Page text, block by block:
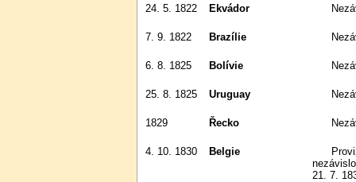
24. 5. 1822 Ekvádor
7. 9. 1822 Brazílie
6. 8. 1825 Bolívie
25. 8. 1825 Uruguay
1829 Řecko
4. 10. 1830 Belgie
Provizorní vláda vyhlásila
21. 7.